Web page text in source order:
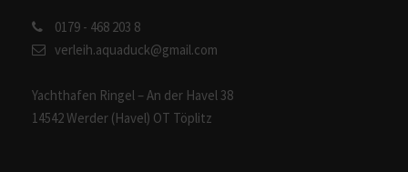
0179 - 468 203 8
verleih.aquaduck@gmail.com
Yachthafen Ringel – An der Havel 38
14542 Werder (Havel) OT Töplitz